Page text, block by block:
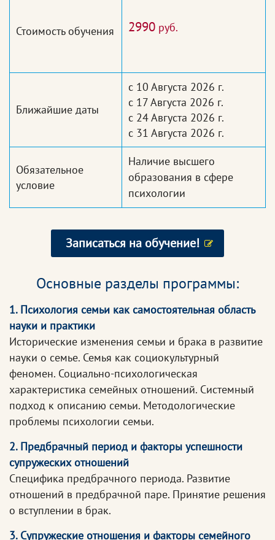
Стоимость обучения 2990 руб.
Ближайшие даты
с 10 Августа 2026 г.
с 17 Августа 2026 г.
с 24 Августа 2026 г.
с 31 Августа 2026 г.
Обязательное
условие
Наличие высшего
образования в сфере
психологии
Записаться на обучение!
Основные разделы программы:
1. Психология семьи как самостоятельная область
науки и практики
Исторические изменения семьи и брака в развитие
науки о семье. Семья как социокультурный
феномен. Социально-психологическая
характеристика семейных отношений. Системный
подход к описанию семьи. Методологические
проблемы психологии семьи.
2. Предбрачный период и факторы успешности
супружеских отношений
Специфика предбрачного периода. Развитие
отношений в предбрачной паре. Принятие решения
о вступлении в брак.
3. Супружеские отношения и факторы семейного